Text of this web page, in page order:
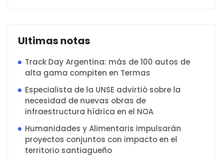
Ultimas notas
Track Day Argentina: más de 100 autos de
alta gama compiten en Termas
Especialista de la UNSE advirtió sobre la
necesidad de nuevas obras de
infraestructura hídrica en el NOA
Humanidades y Alimentaris impulsarán
proyectos conjuntos con impacto en el
territorio santiagueño